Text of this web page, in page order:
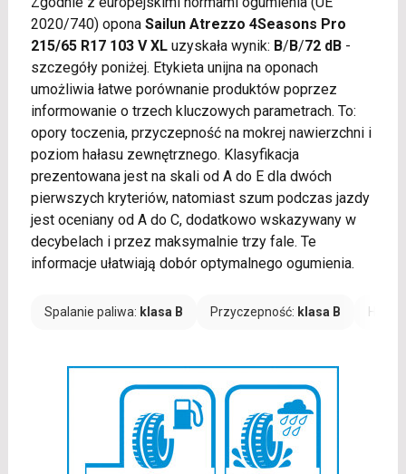
2020/740) opona Sailun Atrezzo 4Seasons Pro
215/65 R17 103 V XLuzyskała wynik: B/B/72 dB-
szczegóły poniżej. Etykieta unijna na oponach
umożliwia łatwe porównanie produktów poprzez
informowanie o trzech kluczowych parametrach. To:
opory toczenia, przyczepność na mokrej nawierzchni i
poziom hałasu zewnętrznego. Klasyfikacja
prezentowana jest na skali od A do E dla dwóch
pierwszych kryteriów, natomiast szum podczas jazdy
jest oceniany od A do C, dodatkowo wskazywany w
decybelach i przez maksymalnie trzy fale. Te
informacje ułatwiają dobór optymalnego ogumienia.
Spalanie paliwa: klasa B Przyczepność: klasa B Hałas: